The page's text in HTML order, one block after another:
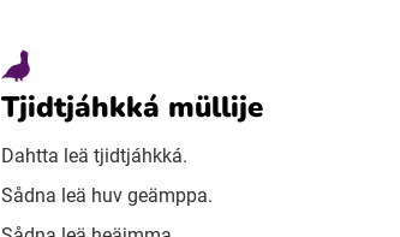
Tjidtjáhkká müllije
Dahtta leä tjidtjáhkká.
Sådna leä huv geämppa.